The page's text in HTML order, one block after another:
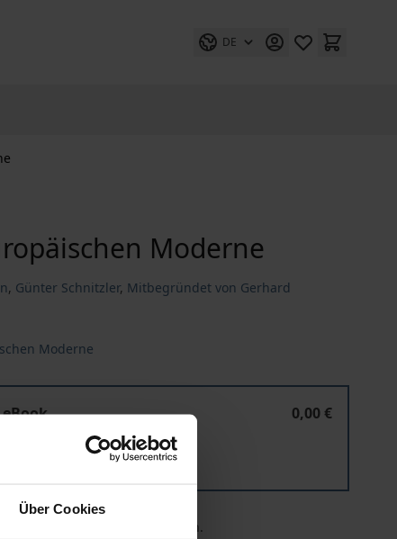
Über Cookies
DE
Moderne
, Günter Schnitzler, Mitbegründet von Gerhard
Moderne
eBook
0,00 €
ISBN 978-3-96821-690-4
MwSt. an der Kasse variieren.